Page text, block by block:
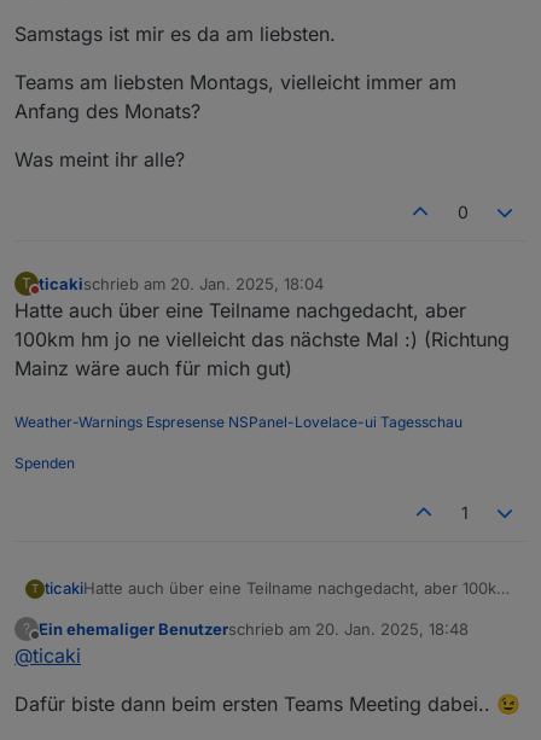
mal ein Thema raussuchen und darüber
Räume/Funktionen oder oder oder, Themen gibts
viel)
Samstags ist mir es da am liebsten.
Teams am liebsten Montags, vielleicht immer am
Anfang des Monats?
Was meint ihr alle?
0
T
Nicht stören
ticakischrieb am 20. Jan. 2025, 18:04
zuletzt editiert von
Hatte auch über eine Teilname nachgedacht, aber
100km hm jo ne vielleicht das nächste Mal :) (Richtung
Mainz wäre auch für mich gut)
Weather-Warnings Espresense NSPanel-Lovelace-ui Tagesschau
Spenden
1
T ticakiHatte auch über eine Teilname nachgedacht, aber 100km
wäre auch für mich gut)
?
Offline
Ein ehemaliger Benutzerschrieb am 20. Jan. 2025, 18:48
zuletzt editiert von
@ticaki
Dafür biste dann beim ersten Teams Meeting dabei.. 😉